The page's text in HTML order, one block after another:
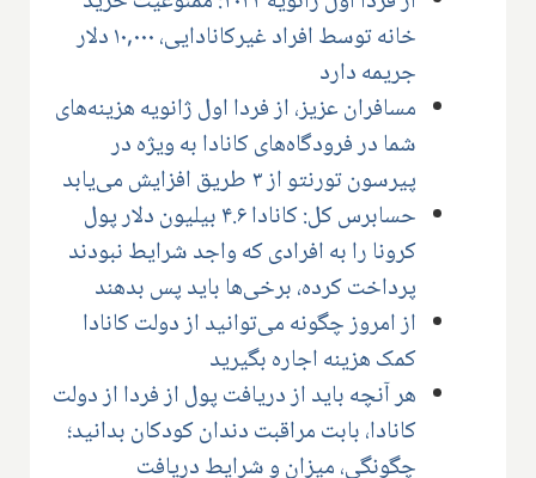
خانه توسط افراد غیرکانادایی، ۱۰,۰۰۰ دلار
جریمه دارد
مسافران عزیز، از فردا اول ژانویه هزینه‌های
شما در فرودگاه‌های کانادا به ویژه در
پیرسون تورنتو از ۳ طریق افزایش می‌یابد
حسابرس کل: کانادا ۴.۶ بیلیون دلار پول
کرونا را به افرادی که واجد شرایط نبودند
پرداخت کرده، برخی‌ها باید پس بدهند
از امروز چگونه می‌توانید از دولت کانادا
کمک هزینه اجاره بگیرید
هر آنچه باید از دریافت پول از فردا از دولت
کانادا، بابت مراقبت دندان کودکان بدانید؛
چگونگی، میزان و شرایط دریافت